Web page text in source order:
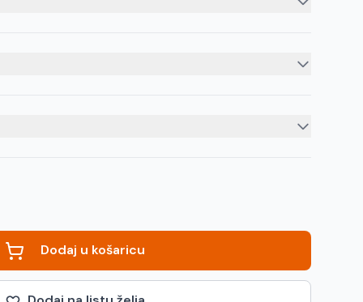
Dodaj u košaricu